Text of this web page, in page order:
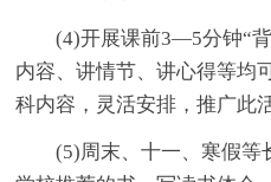
(4)开展课前3—5分钟“
内容、讲情节、讲心得等均
科内容，灵活安排，推广此
(5)周末、十一、寒假等